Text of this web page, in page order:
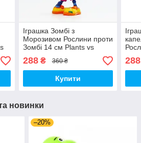
Іграшка Зомбі з
Морозивом Рослини проти
Зомбі 14 см Plants vs
Zombies (00371)
288₴ 360 ₴
Купити
см
288
новинки
–20%